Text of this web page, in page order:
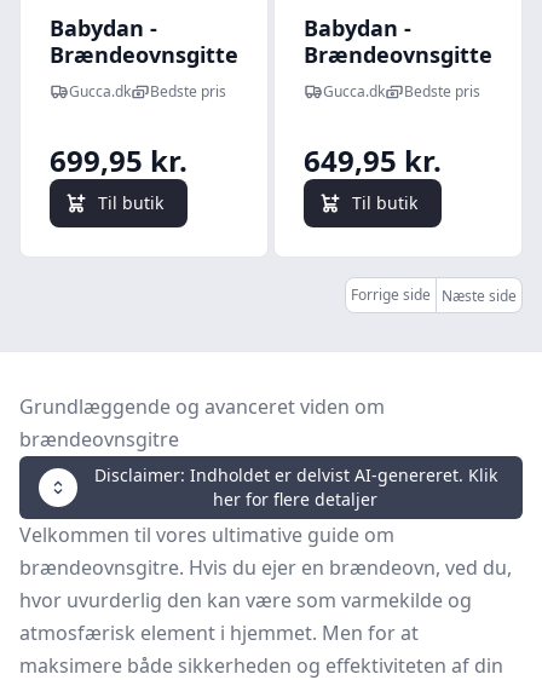
Babydan -
Brændeovnsgitter
- Sikkerhedsgitter
- Configure Flex Xl
Gucca.dk Bedste pris
699,95 kr.
Til butik
Babydan -
Brændeovnsgitter
- Sikkerhedsgitter
- Configure Flex L
Gucca.dk Bedste pris
649,95 kr.
Til butik
Forrige side Næste side
Grundlæggende og avanceret viden om
brændeovnsgitre
Disclaimer: Indholdet er delvist AI-genereret. Klik
her for flere detaljer
Velkommen til vores ultimative guide om
brændeovnsgitre. Hvis du ejer en brændeovn, ved du,
hvor uvurderlig den kan være som varmekilde og
atmosfærisk element i hjemmet. Men for at
maksimere både sikkerheden og effektiviteten af din